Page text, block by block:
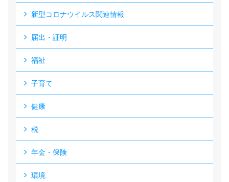
新型コロナウイルス関連情報
届出・証明
福祉
子育て
健康
税
年金・保険
環境